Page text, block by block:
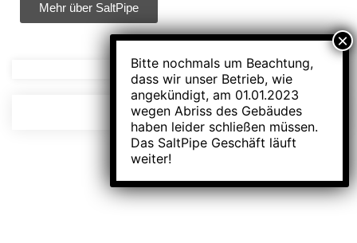
Mehr über SaltPipe
Bitte nochmals um Beachtung,
dass wir unser Betrieb, wie
angekündigt, am 01.01.2023
wegen Abriss des Gebäudes
haben leider schließen müssen.
Das SaltPipe Geschäft läuft
weiter!